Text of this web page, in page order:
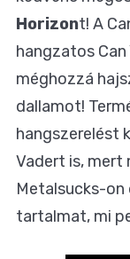
Horizont! A
hangzatos
méghozzá
dallamot!
hangszerelést
Vadert is, mert
Metalsucks-on
tartalmat, mi